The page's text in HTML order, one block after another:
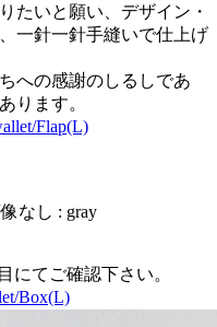
たいと願い、デザイン・
一針一針手縫いで仕上げ
への感謝のしるしであ
ります。
し : gray
にてご確認下さい。
Box(L)